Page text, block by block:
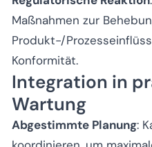
Maßnahmen zur
Produkt-/
Konformität.
Integration in
Wartung
Abgestimmte Planung: